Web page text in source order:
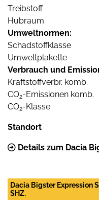
Treibstoff
Hubraum
Umweltnormen:
Schadstoffklasse
Umweltplakette
Verbrauch und
Kraftstoffverbr. komb.
CO2-Emissionen komb.
CO2-Klasse
Standort
Details zum Dacia
Dacia Bigster Expression
SHZ.